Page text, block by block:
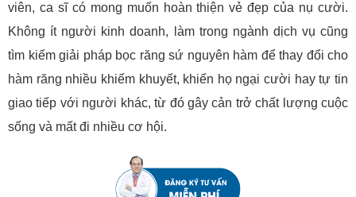
viên, ca sĩ có mong muốn hoàn thiện vẻ đẹp của nụ cười.
Không ít người kinh doanh, làm trong ngành dịch vụ cũng
tìm kiếm giải pháp bọc răng sứ nguyên hàm để thay đổi cho
hàm răng nhiều khiếm khuyết, khiến họ ngại cười hay tự tin
giao tiếp với người khác, từ đó gây cản trở chất lượng cuộc
sống và mất đi nhiều cơ hội.